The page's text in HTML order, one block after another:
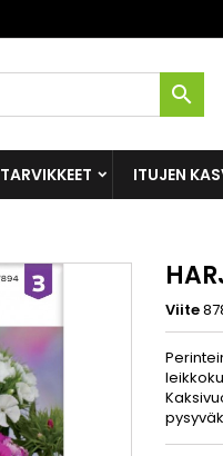

TARVIKKEET ITUJEN
Viite